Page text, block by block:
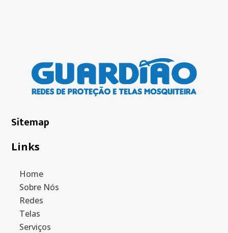
Sitemap
Links
Home
Sobre Nós
Redes
Telas
Serviços